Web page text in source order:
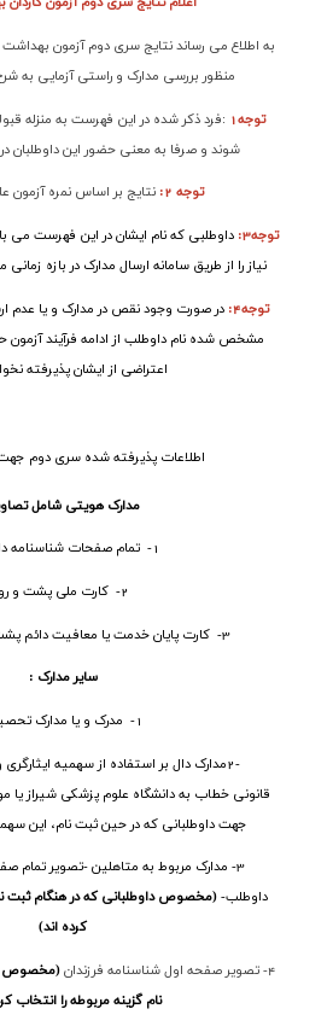
به اطلاع می رساند نتایج سری دوم آزمون بهداشت
منظور بررسی مدارک و راستی آزمایی به
توجه1 :فرد ذکر شده در این فهرست به منزله
شوند و صرفا به معنی حضور این داوطلبان
توجه 2: نتایج بر اساس نمره آزمون
توجه3 : داوطلبی که نام ایشان در این فهرست می
نیاز را از طریق سامانه ارسال مدارک در بازه
توجه4 : در صورت وجود نقص در مدارک و یا عدم
مشخص شده نام داوطلب از ادامه فرآیند
اعتراضی از ایشان پذیرفته
اطلاعات پذیرفته شده سری دوم
مدارک هویتی شامل
1- تمام صفحات شناسنامه داوطلب
2- کارت ملی پشت و رو
3- کارت پایان خدمت یا معافیت دائم پشت و رو (برای آقایان)
سایر مدارک :
1- مدرک و یا مدارک تحصیلی
2-مدارک دال بر استفاده از سهمیه ایثارگری
قانونی خطاب به دانشگاه علوم پزشکی شیراز یا
جهت داوطلبانی که در حین ثبت نام، این
3- مدارک مربوط به متاهلین -تصویر تمام
داوطلب-(مخصوص داوطلبانی که در هنگام ثبت
کرده اند)
4- تصویر صفحه اول شناسنامه فرزندان
(مخصوص
نام گزینه مربوطه را انتخاب